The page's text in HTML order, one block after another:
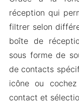
réception qui
filtrer selon
boîte de
sous forme de
de contacts
icône ou
contact et